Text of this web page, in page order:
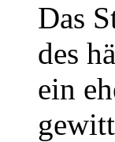
Das
des
ein